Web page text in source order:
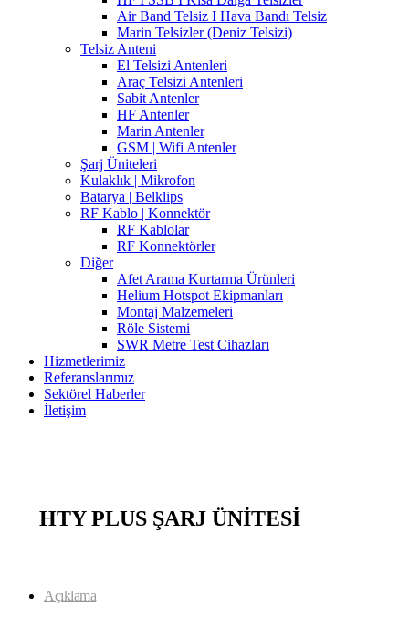
Air Band Telsiz I Hava Bandı Telsiz
Marin Telsizler (Deniz Telsizi)
Telsiz Anteni
El Telsizi Antenleri
Araç Telsizi Antenleri
Sabit Antenler
HF Antenler
Marin Antenler
GSM | Wifi Antenler
Şarj Üniteleri
Kulaklık | Mikrofon
Batarya | Belklips
RF Kablo | Konnektör
RF Kablolar
RF Konnektörler
Diğer
Afet Arama Kurtarma Ürünleri
Helium Hotspot Ekipmanları
Montaj Malzemeleri
Röle Sistemi
SWR Metre Test Cihazları
Hizmetlerimiz
Referanslarımız
Sektörel Haberler
İletişim
HTY PLUS ŞARJ ÜNİTESİ
Açıklama